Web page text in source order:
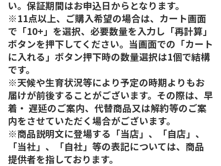
い。保証期間はお申込日からとなります。
※11点以上、ご購入希望の場合は、カート画面
で「10+」を選択、必要数量を入力し「再計算」
ボタンを押下してください。当画面での「カート
に入れる」ボタン押下時の数量選択は1個で結構
です。
※天候や生育状況等により予定の時期よりもお
届けが前後することがございます。その際は、早
着・ 遅延のご案内、代替商品又は解約等のご案
内をさせていただく場合がございます。
※商品説明文に登場する「当店」、「自店」、
「当社」、「自社」等の表記については、商品
提供者を指しております。